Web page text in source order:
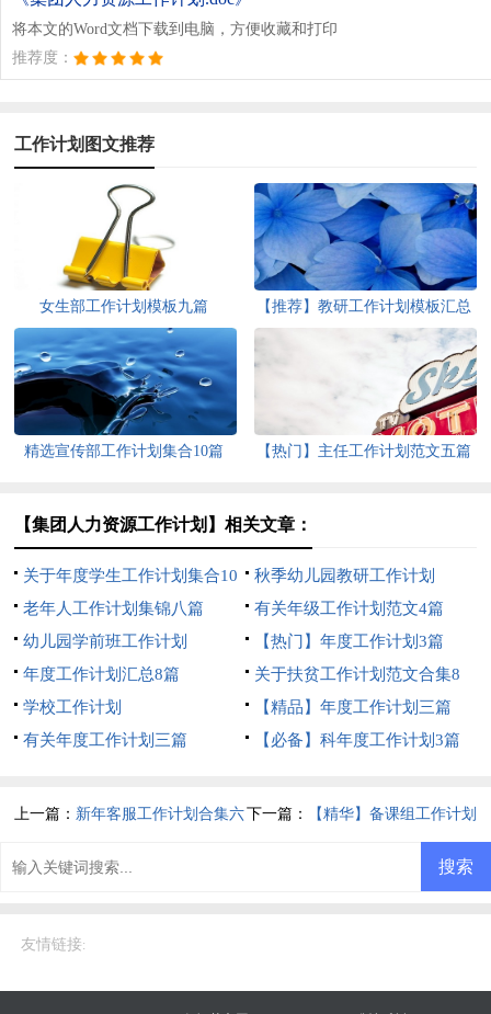
将本文的Word文档下载到电脑，方便收藏和打印
推荐度：
工作计划图文推荐
女生部工作计划模板九篇
【推荐】教研工作计划模板汇总
精选宣传部工作计划集合10篇 【热门】主任工作计划范文五篇
【集团人力资源工作计划】相关文章：
关于年度学生工作计划集合10
篇
秋季幼儿园教研工作计划
老年人工作计划集锦八篇
有关年级工作计划范文4篇
幼儿园学前班工作计划
【热门】年度工作计划3篇
年度工作计划汇总8篇
关于扶贫工作计划范文合集8
篇
学校工作计划
【精品】年度工作计划三篇
有关年度工作计划三篇
【必备】科年度工作计划3篇
上一篇： 新年客服工作计划合集六下一篇： 【精华】备课组工作计划
友情链接: